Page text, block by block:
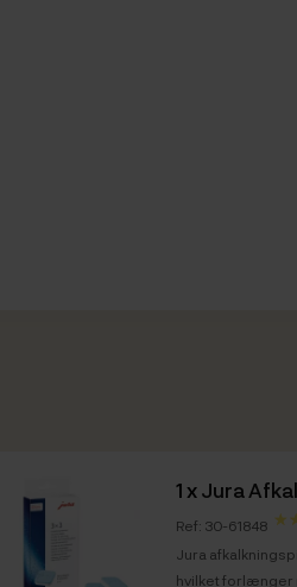
1 xJura
Ref: 30-61848
Jura
hvilket forlænger